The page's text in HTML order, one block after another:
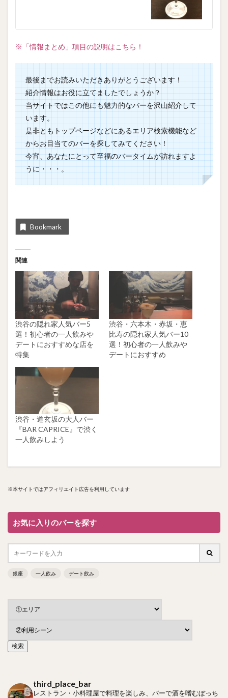
※「情報まとめ」項目の説明はこちら！
最後までお読みいただきありがとうございます！
紹介情報はお役に立てましたでしょうか？
当サイトではこの他にも魅力的なバーを沢山紹介して
います。
是非ともトップページなどにあるエリア検索機能など
からお目当てのバーを探してみてください！
今宵、あなたにとって至福のバータイムが訪れますよ
うに・・・。
Bookmark
関連
渋谷の隠れ家人気バー5
選！初心者の一人飲みや
デートにおすすめな店を
特集
渋谷・六本木・赤坂・恵
比寿の隠れ家人気バー10
選！初心者の一人飲みや
デートにおすすめ
渋谷・道玄坂の大人バー
『BAR CAPRICE』で渋く
一人飲みしよう
※本サイトではアフィリエイト広告を利用しています
お気に入りのバーを探す
銀座 一人飲み デート飲み
third_place_bar
レストラン・小料理屋で料理を楽しみ、バーで酒を嗜むぼっち